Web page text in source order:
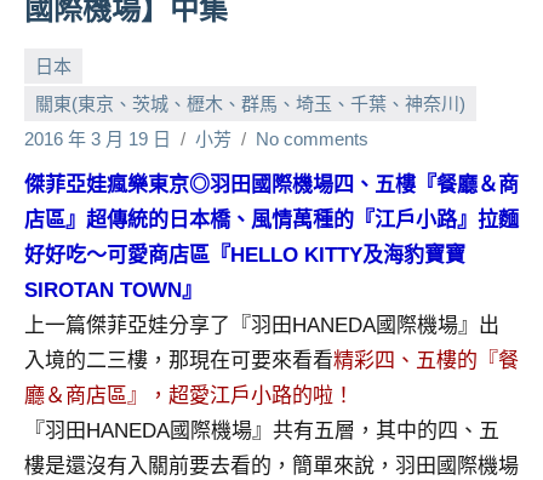
金
號
節
底、
外
景
節
目
主
持、
吳
哥
泰
國際機場】中集
日本
關東(東京、茨城、櫪木、群馬、埼玉、千葉、神奈川)
2016 年 3 月 19 日
小芳 No comments
傑菲亞娃瘋樂東京◎羽田國際機場四、五樓『餐廳＆商
店區』超傳統的日本橋、風情萬種的『江戶小路』拉麵
好好吃～可愛商店區『HELLO KITTY及海豹寶寶
SIROTAN TOWN』
上一篇傑菲亞娃分享了『羽田HANEDA國際機場』出
入境的二三樓，那現在可要來看看精彩四、五樓的『餐
廳＆商店區』，超愛江戶小路的啦！
『羽田HANEDA國際機場』共有五層，其中的四、五
樓是還沒有入關前要去看的，簡單來說，羽田國際機場